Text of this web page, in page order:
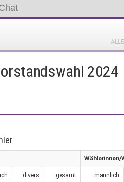
Chat
2024
Wählerinnen/
divers gesamt männlich